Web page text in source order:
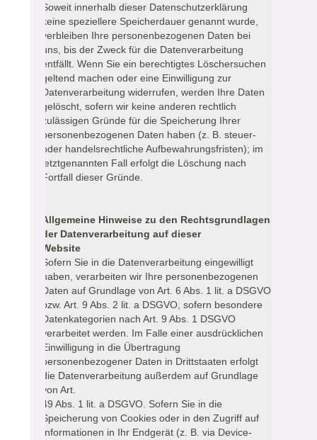
Soweit innerhalb dieser Datenschutzerklärung
keine speziellere Speicherdauer genannt wurde,
verbleiben Ihre personenbezogenen Daten bei
uns, bis der Zweck für die Datenverarbeitung
entfällt. Wenn Sie ein berechtigtes Löschersuchen
geltend machen oder eine Einwilligung zur
Datenverarbeitung widerrufen, werden Ihre Daten
gelöscht, sofern wir keine anderen rechtlich
zulässigen Gründe für die Speicherung Ihrer
personenbezogenen Daten haben (z. B. steuer-
oder handelsrechtliche Aufbewahrungsfristen); im
letztgenannten Fall erfolgt die Löschung nach
Fortfall dieser Gründe.
Allgemeine Hinweise zu den Rechtsgrundlagen
der Datenverarbeitung auf dieser
Website
Sofern Sie in die Datenverarbeitung eingewilligt
haben, verarbeiten wir Ihre personenbezogenen
Daten auf Grundlage von Art. 6 Abs. 1 lit. a DSGVO
bzw. Art. 9 Abs. 2 lit. a DSGVO, sofern besondere
Datenkategorien nach Art. 9 Abs. 1 DSGVO
verarbeitet werden. Im Falle einer ausdrücklichen
Einwilligung in die Übertragung
personenbezogener Daten in Drittstaaten erfolgt
die Datenverarbeitung außerdem auf Grundlage
von Art.
49 Abs. 1 lit. a DSGVO. Sofern Sie in die
Speicherung von Cookies oder in den Zugriff auf
Informationen in Ihr Endgerät (z. B. via Device-